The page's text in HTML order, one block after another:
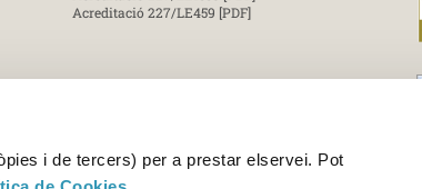
i de tercers) per a prestar elservei. Pot
Acreditació 227/LE459 [PDF]